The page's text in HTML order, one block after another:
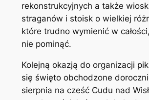
rekonstrukcyjnych a także
straganów i stoisk o wielkiej
które trudno wymienić w
nie pominąć.
Kolejną okazją do organizacji
się święto obchodzone
sierpnia na cześć Cudu nad